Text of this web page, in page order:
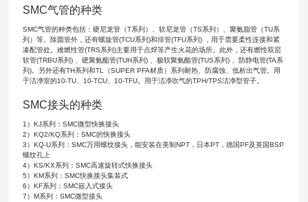
SMC气管的种类
SMC气管的种类包括：硬尼龙管（T系列）、软尼龙管（TS系列）、聚氨脂管（TU系
列）等。除圆管外，还有螺旋管(TCU系列)和排管(TFU系列) ，用于需要柔性连接和紧
凑配管处。难燃性管(TRS系列)主要用于点焊等产生火花的场所。此外，还有燃性双层
软管(TRBU系列) 、硬聚氨酯管(TUH系列) 、极软聚氨酯管(TUS系列) 、防静电管(TA系
列)。另外还有TH系列和TL（SUPER PFA材质）系列耐热、防腐蚀、低析出气管。用
于洁净室的10-TU、10-TCU、10-TFU。用于洁净吹气的TPH/TPS洁净型管子。
SMC接头的种类
1）KJ系列：SMC微型快换接头
2）KQ2/KQ系列：SMC的快换接头
3）KQ-U系列：SMC万用螺纹接头，能安装在美制NPT，日本PT，德国PF及英国BSP
螺纹孔上
4）KS/KX系列：SMC高速旋转式快换接头
5）KM系列：SMC快换接头集装式
6）KF系列：SMC嵌入式接头
7）M系列：SMC微型接头